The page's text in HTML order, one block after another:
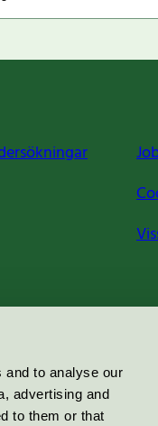
and to analyse our
advertising and
to them or that